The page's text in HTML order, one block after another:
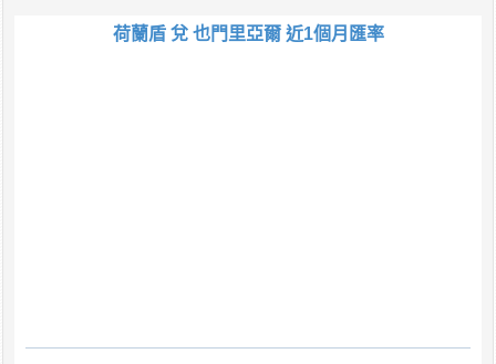
荷蘭盾 兌 也門里亞爾 近1個月匯率